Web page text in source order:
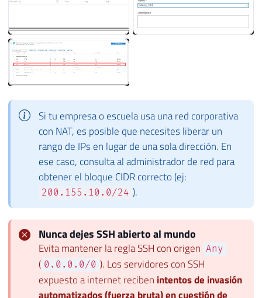
Si tu empresa o escuela usa una red corporativa
con NAT, es posible que necesites liberar un
rango de IPs en lugar de una sola dirección. En
ese caso, consulta al administrador de red para
obtener el bloque CIDR correcto (ej:
200.155.10.0/24 ).
Nunca dejes SSH abierto al mundo
Evita mantener la regla SSH con origen Any
( 0.0.0.0/0 ). Los servidores con SSH
expuesto a internet reciben intentos de invasión